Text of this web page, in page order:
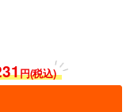
円(税込)